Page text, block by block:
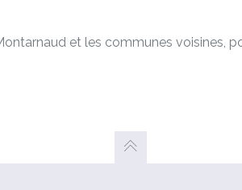
et les communes voisines,